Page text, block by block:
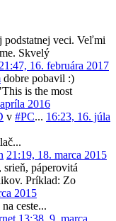
podstatnej veci. Veľmi
Skvelý
21:47, 16. februára 2017
dobre pobavil :)
is the most
2016
v #PC... 16:23, 16. júla
21:19, 18. marca 2015
páperovitá
Príklad: Zo
2015
ceste...
13:38, 9. marca